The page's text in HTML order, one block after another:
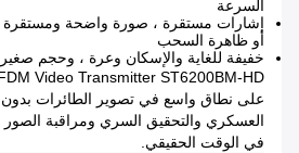
السرعة
إشارات مستقرة ، صورة واضحة ومستقرة
أو ظاهرة السحب
خفيفة للغاية والإسكان وعرة ، وحجم صغير
على نطاق واسع في تصوير الطائرات بدون
العسكري والتحقيق السري ومراقبة الصور
في الوقت الحقيقي.